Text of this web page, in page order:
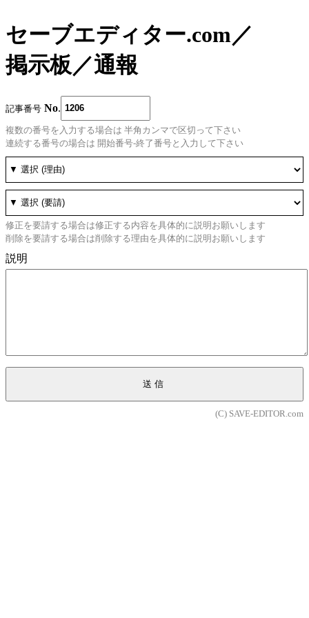
セーブエディター.com／
掲示板／通報
記事番号 No
複数の番号を入力する場合は 半角カンマで区切って下さい
連続する番号の場合は 開始番号-終了番号と入力して下さい
修正を要請する場合は修正する内容を具体的に説明お願いします
削除を要請する場合は削除する理由を具体的に説明お願いします
説明
送信
(C) SAVE-EDITOR.com